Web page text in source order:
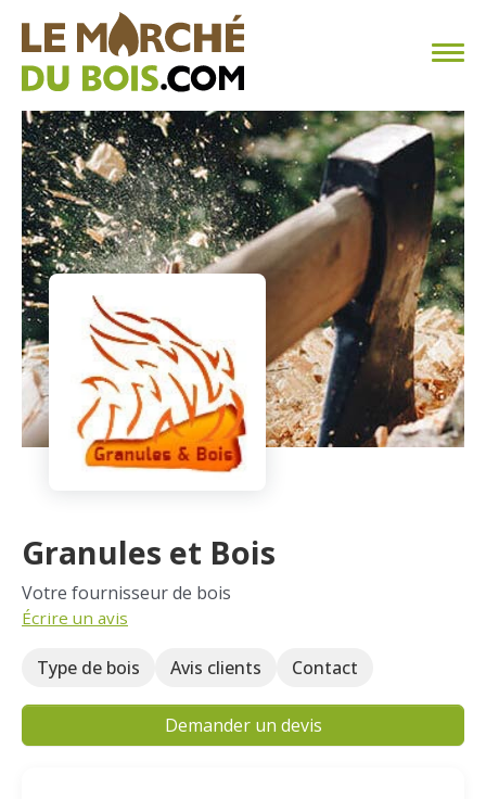
CHAUFFAGE AU BOIS
FAQ
CALCULER SA CONSOMMATION
TROUVER SON FOURNISSEUR
BLOG
ESPACE PRO
Granules et Bois
Votre fournisseur de bois
Écrire un avis
Type de bois Avis clients Contact
Demander un devis